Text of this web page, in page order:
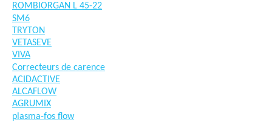
ROMBIORGAN L 45-22
SM6
TRYTON
VETASEVE
VIVA
Correcteurs de carence
ACIDACTIVE
ALCAFLOW
AGRUMIX
plasma-fos flow